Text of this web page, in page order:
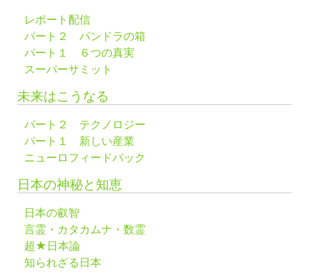
レポート配信
パート２ パンドラの箱
パート１ ６つの真実
スーパーサミット
未来はこうなる
パート２ テクノロジー
パート１ 新しい産業
ニューロフィードバック
日本の神秘と知恵
日本の叡智
言霊・カタカムナ・数霊
超★日本論
知られざる日本